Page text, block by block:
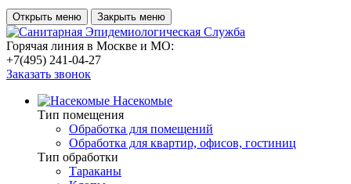
Открыть меню Закрыть меню
Горячая линия в Москве и МО:
+7(495) 241-04-27
Заказать звонок
Насекомые
Тип помещения
Обработка для помещений
Обработка для квартир, офисов, гостиниц
Тип обработки
Тараканы